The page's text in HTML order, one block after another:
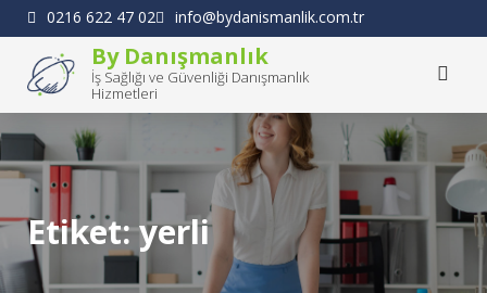
to
content
0216 622 47 02 info@bydanismanlik.com.tr
By Danışmanlık
İş Sağlığı ve Güvenliği Danışmanlık
Hizmetleri
Etiket:yerli